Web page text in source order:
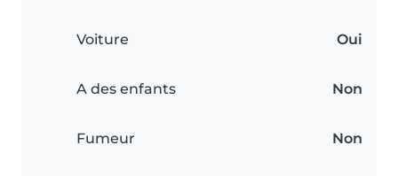
Voiture Oui
A des enfants Non
Fumeur Non